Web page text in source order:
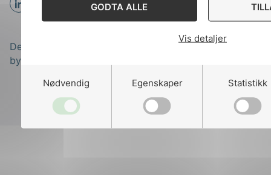
GODTA ALLE
Vis detaljer
Nødvendig Egenskaper Statistikk
Designed and developed
by